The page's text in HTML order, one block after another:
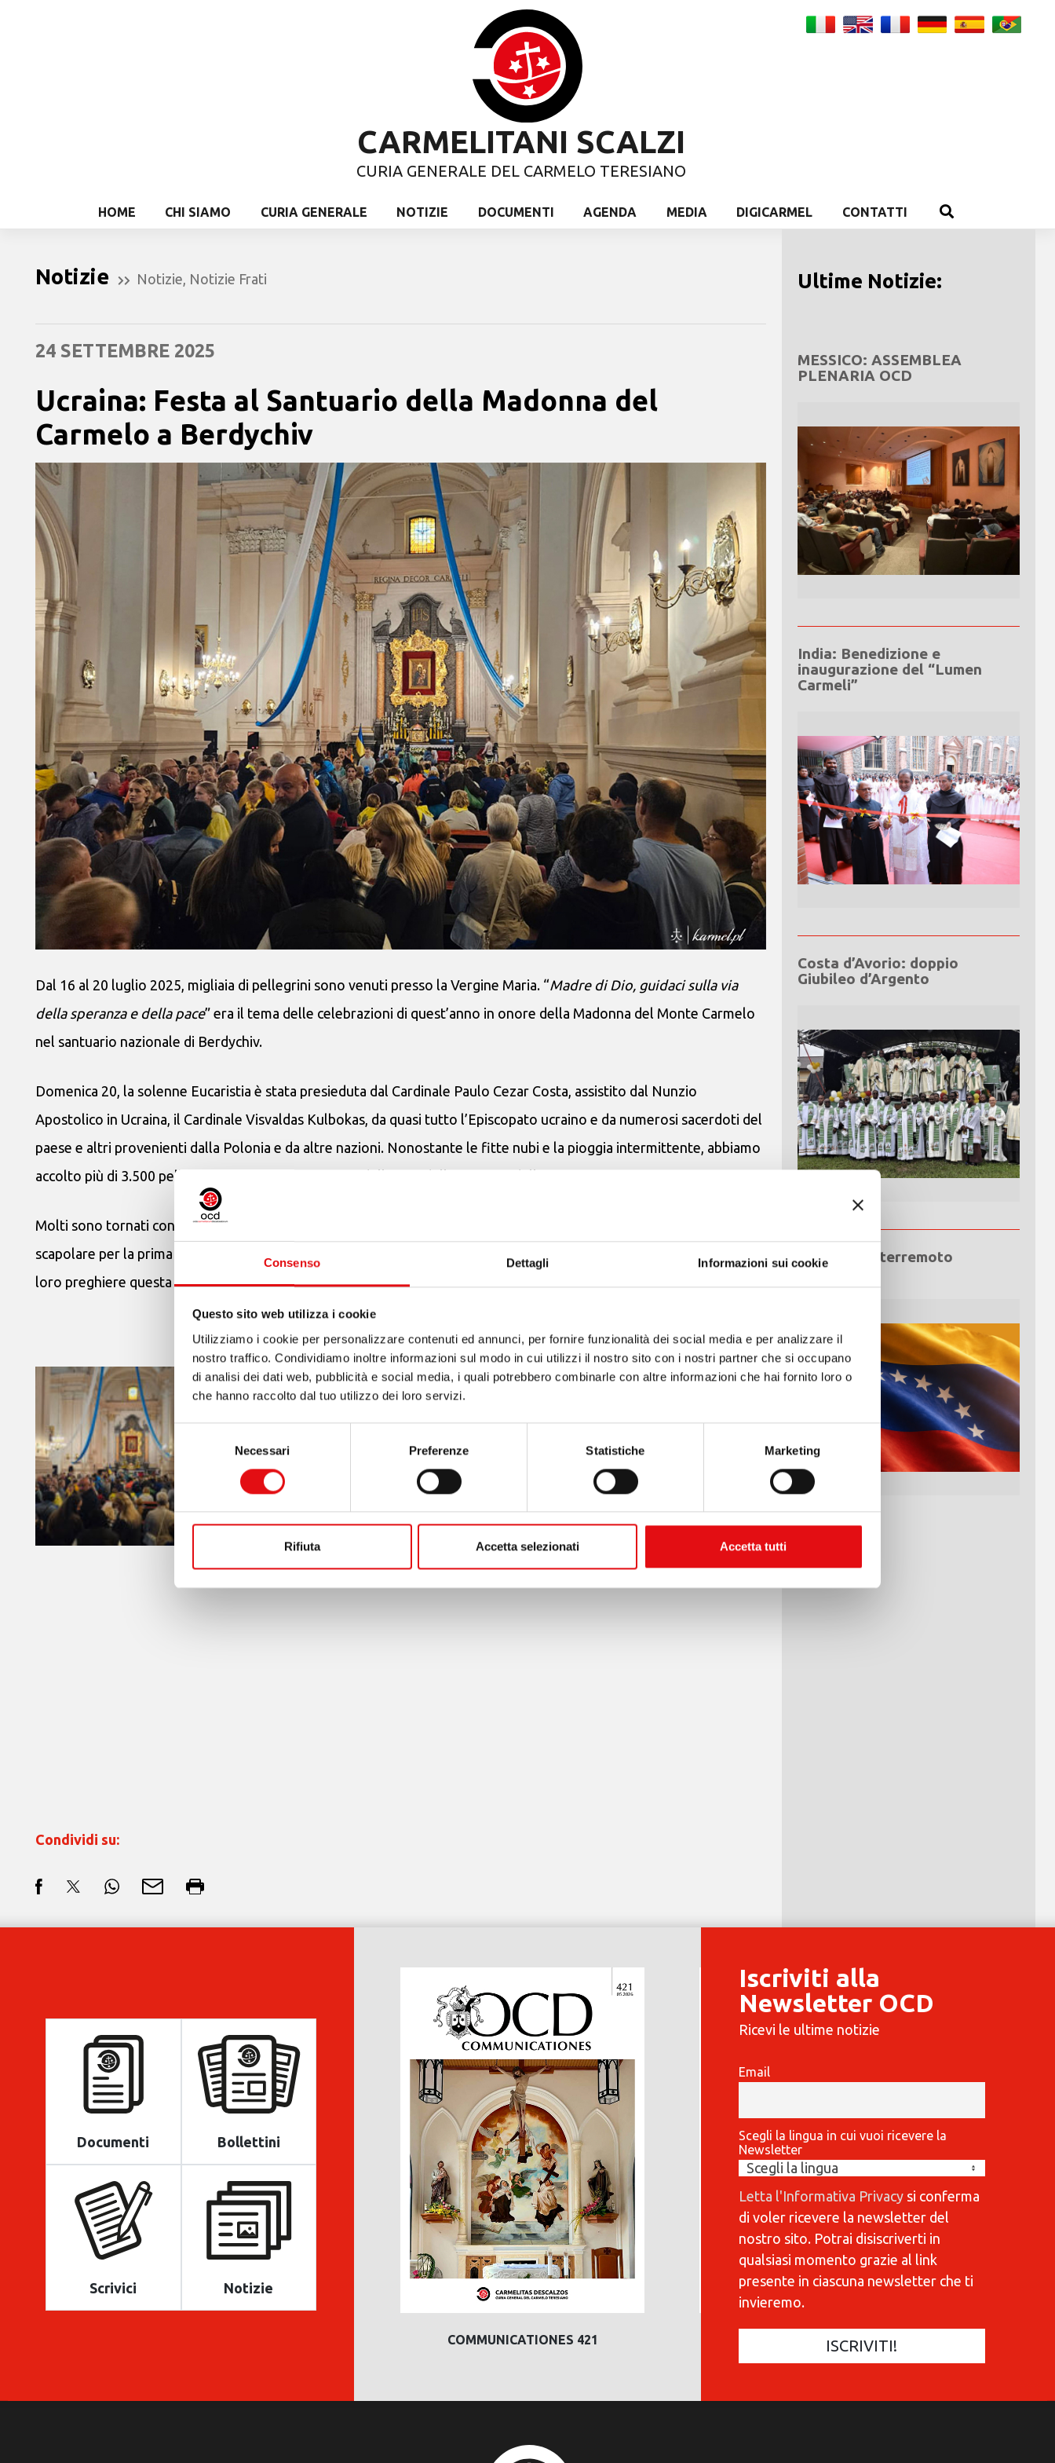
Consenso Dettagli Informazioni sui cookie
Questo sito web utilizza i cookie
Utilizziamo i cookie per personalizzare contenuti ed annunci, per fornire funzionalità dei social media e per analizzare il
nostro traffico. Condividiamo inoltre informazioni sul modo in cui utilizzi il nostro sito con i nostri partner che si occupano
di analisi dei dati web, pubblicità e social media, i quali potrebbero combinarle con altre informazioni che hai fornito loro o
che hanno raccolto dal tuo utilizzo dei loro servizi.
del
consenso
Necessari Preferenze Statistiche Marketing
Rifiuta Accetta selezionati Accetta tutti
CARMELITANI SCALZI
CURIA GENERALE DEL CARMELO TERESIANO
HOME CHI SIAMO CURIA GENERALE NOTIZIE DOCUMENTI AGENDA MEDIA DIGICARMEL CONTATTI
Notizie Notizie Notizie Frati
24 SETTEMBRE 2025
Ucraina: Festa al Santuario della Madonna del
Carmelo a Berdychiv
Dal 16 al 20 luglio 2025, migliaia di pellegrini sono venuti presso la Vergine Maria. “Madre di Dio, guidaci sulla via
della speranza e della pace” era il tema delle celebrazioni di quest’anno in onore della Madonna del Monte Carmelo
nel santuario nazionale di Berdychiv.
Domenica 20, la solenne Eucaristia è stata presieduta dal Cardinale Paulo Cezar Costa, assistito dal Nunzio
Apostolico in Ucraina, il Cardinale Visvaldas Kulbokas, da quasi tutto l’Episcopato ucraino e da numerosi sacerdoti del
paese e altri provenienti dalla Polonia e da altre nazioni. Nonostante le fitte nubi e la pioggia intermittente, abbiamo
accolto più di 3.500 pellegrini, giunti con la speranza della fine della guerra e della pace.
Molti sono tornati con gli scapolari sul petto, segno della protezione di Maria (oltre 100 persone hanno ricevuto lo
scapolare per la prima volta). Grazie a tutta la Delegazione e a tutti coloro che hanno sostenuto con il loro aiuto e le
loro preghiere questa giornata.
Condividi su:
Ultime Notizie:
MESSICO: ASSEMBLEA
PLENARIA OCD
India: Benedizione e
inaugurazione del “Lumen
Carmeli”
Costa d’Avorio: doppio
Giubileo d’Argento
Emergenza terremoto
Venezuela
Documenti Bollettini
Scrivici Notizie
COMMUNICATIONES 421 COMMUNICATIONES 420
Iscriviti alla
Newsletter OCD
Ricevi le ultime notizie
Email
Scegli la lingua in cui vuoi ricevere la
Newsletter
Letta l'Informativa Privacysi conferma
di voler ricevere la newsletter del
nostro sito. Potrai disiscriverti in
qualsiasi momento grazie al link
presente in ciascuna newsletter che ti
invieremo.